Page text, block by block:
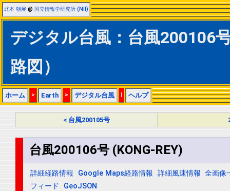
北本 朝展 @ 国立情報学研究所 (NII)
デジタル台風：台風200106
路図）
ホーム > Earth > デジタル台風 | ヘルプ
< 台風200105号
台風200106号 (KONG-REY)
詳細経路情報 Google Maps経路情報 詳細風速情報 全画像
フィード
GeoJSON